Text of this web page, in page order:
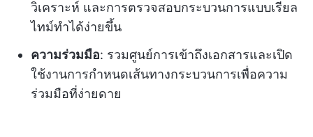
วิเคราะห์ และการตรวจสอบกระบวนการแบบเรียล
ไทม์ทำได้ง่ายขึ้น
ความร่วมมือ: รวมศูนย์การเข้าถึงเอกสารและเปิด
ใช้งานการกำหนดเส้นทางกระบวนการเพื่อความ
ร่วมมือที่ง่ายดาย